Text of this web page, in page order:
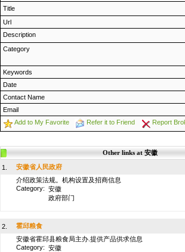
Title
Url
Description
Category
Keywords
Date
Contact Name
Email
Add to My Favorite
Refer it to Friend Report
Other links at 安徽
1.
安徽省人民政府
介绍政策法规。机构设置及招商信息
Category: 安徽
政府部门
2.
霍邱粮食
安徽省霍邱县粮食局主办.提供产品供求信息
Category: 安徽